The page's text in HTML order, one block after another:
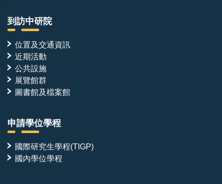
到訪中研院
位置及交通資訊
近期活動
公共設施
展覽館群
圖書館及檔案館
申請學位學程
國際研究生學程(TIGP)
國內學位學程